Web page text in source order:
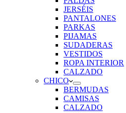
JERSÉIS
PANTALONES
PARKAS
PIJAMAS
SUDADERAS
VESTIDOS
ROPA INTERIOR
CALZADO
CHICO
BERMUDAS
CAMISAS
CALZADO